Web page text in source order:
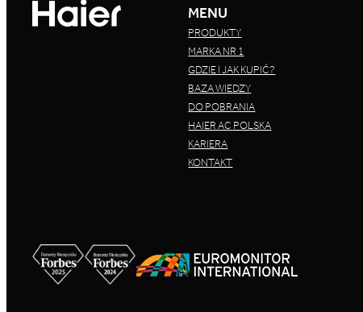
MENU
PRODUKTY
MARKA NR 1
GDZIE I JAK KUPIĆ?
BAZA WIEDZY
DO POBRANIA
HAIER AC POLSKA
KARIERA
KONTAKT